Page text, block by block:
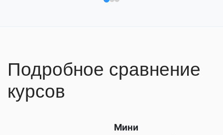
Отзыв 1
Подробное сравнение
курсов
Мини